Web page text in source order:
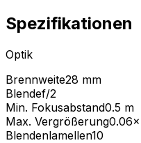
Spezifikationen
Optik
Brennweite28 mm
Blendef/2
Min. Fokusabstand0.5 m
Max. Vergrößerung0.06×
Blendenlamellen10